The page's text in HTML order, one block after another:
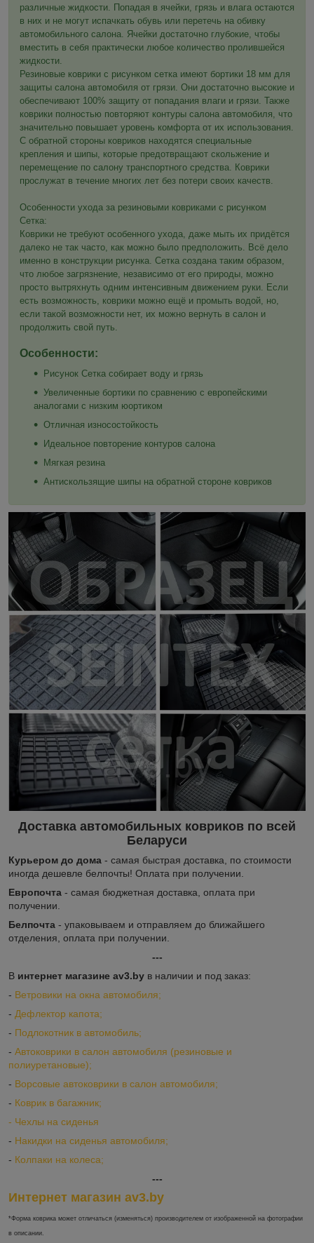
различные жидкости. Попадая в ячейки, грязь и влага остаются
в них и не могут испачкать обувь или перетечь на обивку
автомобильного салона. Ячейки достаточно глубокие, чтобы
вместить в себя практически любое количество пролившейся
жидкости.
Резиновые коврики с рисунком сетка имеют бортики 18 мм для
защиты салона автомобиля от грязи. Они достаточно высокие и
обеспечивают 100% защиту от попадания влаги и грязи. Также
коврики полностью повторяют контуры салона автомобиля, что
значительно повышает уровень комфорта от их использования.
С обратной стороны ковриков находятся специальные
крепления и шипы, которые предотвращают скольжение и
перемещение по салону транспортного средства. Коврики
прослужат в течение многих лет без потери своих качеств.
Особенности ухода за резиновыми ковриками с рисунком
Сетка:
Коврики не требуют особенного ухода, даже мыть их придётся
далеко не так часто, как можно было предположить. Всё дело
именно в конструкции рисунка. Сетка создана таким образом,
что любое загрязнение, независимо от его природы, можно
просто вытряхнуть одним интенсивным движением руки. Если
есть возможность, коврики можно ещё и промыть водой, но,
если такой возможности нет, их можно вернуть в салон и
продолжить свой путь.
Особенности:
Рисунок Сетка собирает воду и грязь
Увеличенные бортики по сравнению с европейскими
аналогами с низким юортиком
Отличная износостойкость
Идеальное повторение контуров салона
Мягкая резина
Антискользящие шипы на обратной стороне ковриков
Доставка автомобильных ковриков по всей
Беларуси
Курьером до дома - самая быстрая доставка, по стоимости
иногда дешевле белпочты! Оплата при получении.
Европочта - самая бюджетная доставка, оплата при
получении.
Белпочта - упаковываем и отправляем до ближайшего
отделения, оплата при получении.
---
В интернет магазине av3.by в наличии и под заказ:
- Ветровики на окна автомобиля;
- Дефлектор капота;
- Подлокотник в автомобиль;
- Автоковрики в салон автомобиля (резиновые и
полиуретановые);
- Ворсовые автоковрики в салон автомобиля;
- Коврик в багажник;
- Чехлы на сиденья
- Накидки на сиденья автомобиля;
- Колпаки на колеса;
---
Интернет магазин av3.by
*Форма коврика может отличаться (изменяться) производителем от изображенной на фотографии
в описании.